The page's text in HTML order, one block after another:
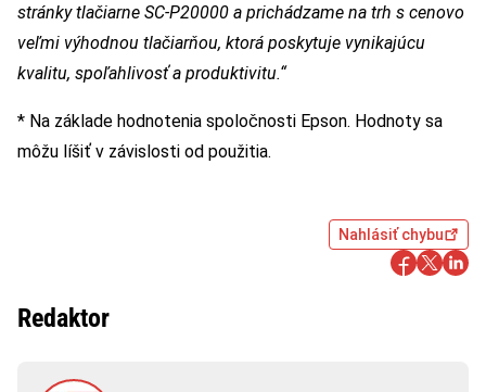
stránky tlačiarne SC-P20000 a prichádzame na trh s cenovo
veľmi výhodnou tlačiarňou, ktorá poskytuje vynikajúcu
kvalitu, spoľahlivosť a produktivitu.“
* Na základe hodnotenia spoločnosti Epson. Hodnoty sa
môžu líšiť v závislosti od použitia.
Nahlásiť chybu
Redaktor